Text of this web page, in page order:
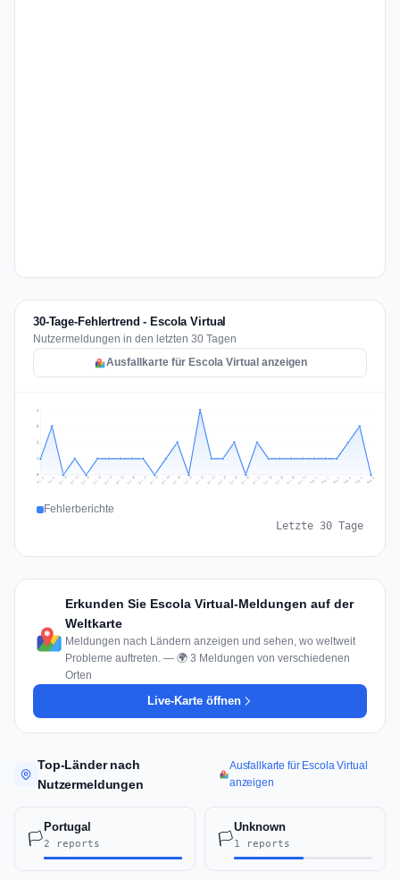
30-Tage-Fehlertrend - Escola Virtual
Nutzermeldungen in den letzten 30 Tagen
Ausfallkarte für Escola Virtual anzeigen
1
2
3
4
Jul 8 Jul 9 Jul 10 Jul 11 Jul 12 Jul 13 Jul 14 Jul 15 Jul 16 Jul 17 Jul 18 Jul 19 Jul 20 Jul 21 Jul 22 Jul 23 Jul 24 Jul 25 Jul 26 Jul 27 Jul 28 Jul 29 Jul 30 Jul 31 Aug 1 Aug 2 Aug 3 Aug 4 Aug 5 Aug 6
Fehlerberichte
Letzte 30 Tage
Erkunden Sie Escola Virtual-Meldungen auf der
Weltkarte
Meldungen nach Ländern anzeigen und sehen, wo weltweit
Probleme auftreten. — 🌍 3 Meldungen von verschiedenen
Orten
Live-Karte öffnen
Top-Länder nach
Nutzermeldungen
Ausfallkarte für Escola Virtual
anzeigen
🏳️
Portugal
2 reports 🏳️
Unknown
1 reports